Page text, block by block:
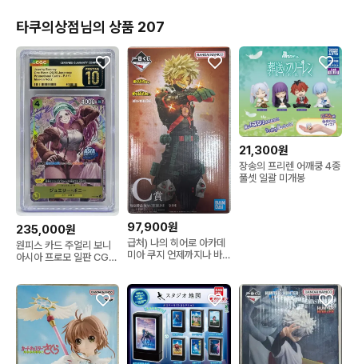
타쿠의상점님의 상품 207
235,000원
원피스 카드 주얼리 보니
아시아 프로모 일판 CGC
97,900원
급처) 나의 히어로 아카데
미아 쿠지 언제까지나 바
21,300원
장송의 프리렌 어깨쿵 4종
풀셋 일괄 미개봉